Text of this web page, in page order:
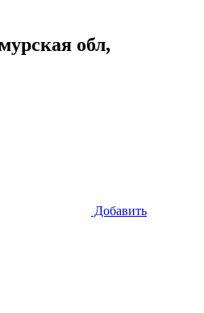
обл,
Добавить